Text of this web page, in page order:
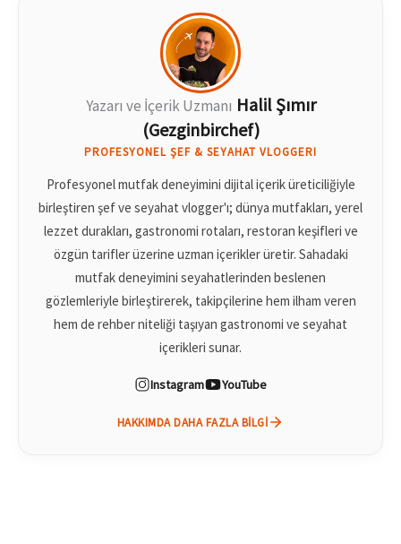
Yazarı ve İçerik Uzmanı Halil Şımır
(Gezginbirchef)
PROFESYONEL ŞEF & SEYAHAT VLOGGERI
Profesyonel mutfak deneyimini dijital içerik üreticiliğiyle
birleştiren şef ve seyahat vlogger'ı; dünya mutfakları, yerel
lezzet durakları, gastronomi rotaları, restoran keşifleri ve
özgün tarifler üzerine uzman içerikler üretir. Sahadaki
mutfak deneyimini seyahatlerinden beslenen
gözlemleriyle birleştirerek, takipçilerine hem ilham veren
hem de rehber niteliği taşıyan gastronomi ve seyahat
içerikleri sunar.
Instagram YouTube
HAKKIMDA DAHA FAZLA BILGI